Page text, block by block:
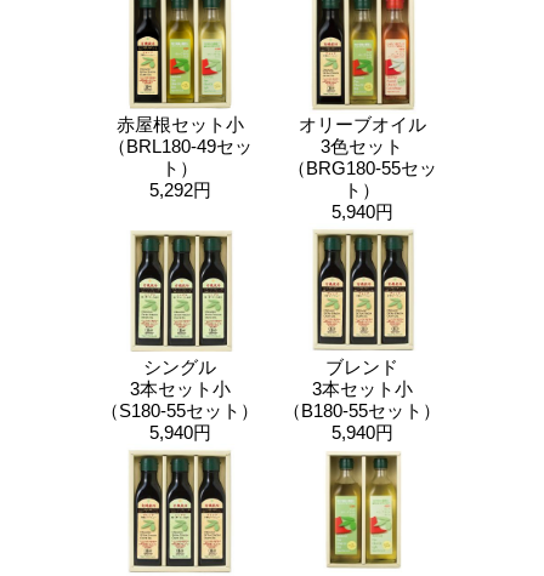
赤屋根セット小
（BRL180-49セッ
ト）
5,292円
オリーブオイル
3色セット
（BRG180-55セッ
ト）
5,940円
シングル
3本セット小
（S180-55セット）
5,940円
ブレンド
3本セット小
（B180-55セット）
5,940円